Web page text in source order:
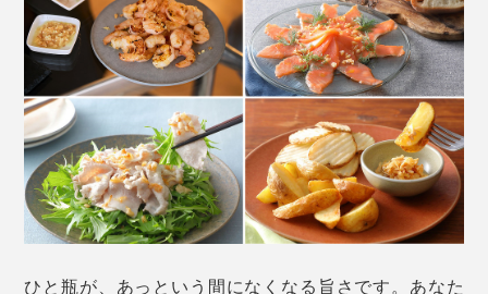
ひと瓶が、あっという間になくなる旨さです。あなた